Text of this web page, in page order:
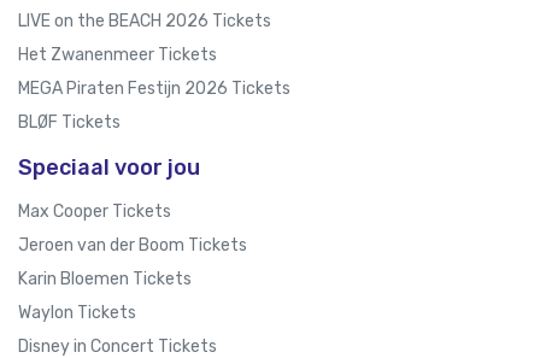
LIVE on the BEACH 2026 Tickets
Het Zwanenmeer Tickets
MEGA Piraten Festijn 2026 Tickets
BLØF Tickets
Speciaal voor jou
Max Cooper Tickets
Jeroen van der Boom Tickets
Karin Bloemen Tickets
Waylon Tickets
Disney in Concert Tickets